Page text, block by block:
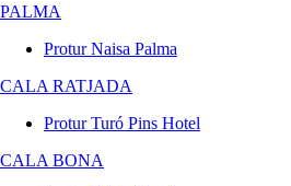
PALMA
Protur Naisa Palma
CALA RATJADA
Protur Turó Pins Hotel
CALA BONA